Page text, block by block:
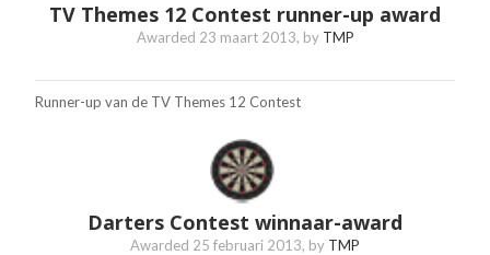
TV Themes 12 Contest runner-up award
Awarded 23 maart 2013, by TMP
Runner-up van de TV Themes 12 Contest
Darters Contest winnaar-award
Awarded 25 februari 2013, by TMP